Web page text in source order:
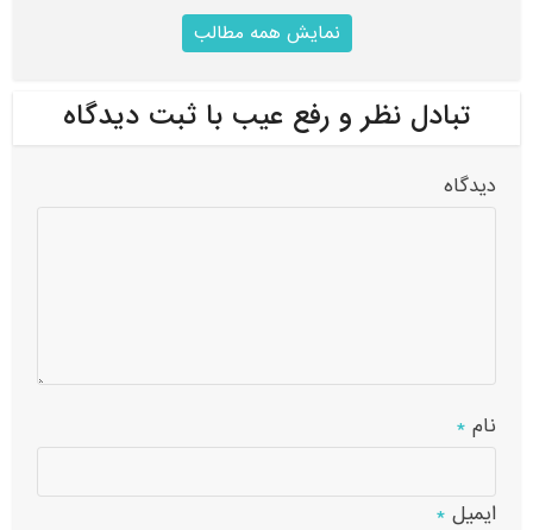
نمایش همه مطالب
تبادل نظر و رفع عیب با ثبت دیدگاه
دیدگاه
نام*
ایمیل*